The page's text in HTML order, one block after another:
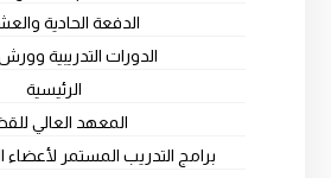
الدفعة الحادية
الدورات التدريبية
الرئيسية
المعهد العالي
برامج التدريب المستمر لأعضاء